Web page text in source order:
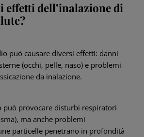
effetti dell’inalazione di
può causare diversi effetti: danni
(occhi, pelle, naso) e problemi
da inalazione.
può provocare disturbi respiratori
ma anche problemi
particelle penetrano in profondità